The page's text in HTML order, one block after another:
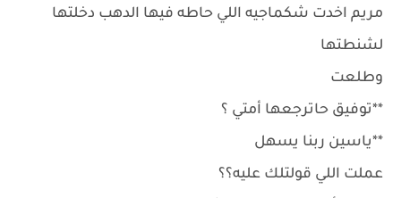
مريم اخدت شكماجيه اللي حاطه فيها الدهب دخلتها
لشنطتها
وطلعت
**توفيق حاترجعها أمتي ؟
**ياسين ربنا يسهل
عملت اللي قولتلك عليه؟؟